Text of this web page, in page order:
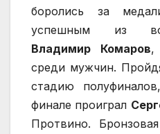
боролись за
успешным из
Владимир Комаров,
среди мужчин.
стадию
финале проиграл
Протвино.